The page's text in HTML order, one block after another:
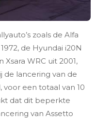
zoals de Alfa
de Hyundai i20N
Xsara WRC uit 2001,
de lancering van de
een totaal van 10
dat dit beperkte
van Assetto